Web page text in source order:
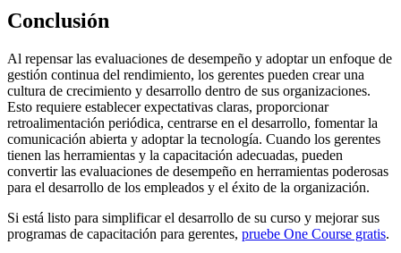
Conclusión
Al repensar las evaluaciones de desempeño y adoptar un enfoque de
gestión continua del rendimiento, los gerentes pueden crear una
cultura de crecimiento y desarrollo dentro de sus organizaciones.
Esto requiere establecer expectativas claras, proporcionar
retroalimentación periódica, centrarse en el desarrollo, fomentar la
comunicación abierta y adoptar la tecnología. Cuando los gerentes
tienen las herramientas y la capacitación adecuadas, pueden
convertir las evaluaciones de desempeño en herramientas poderosas
para el desarrollo de los empleados y el éxito de la organización.
Si está listo para simplificar el desarrollo de su curso y mejorar sus
programas de capacitación para gerentes, pruebe One Course gratis.